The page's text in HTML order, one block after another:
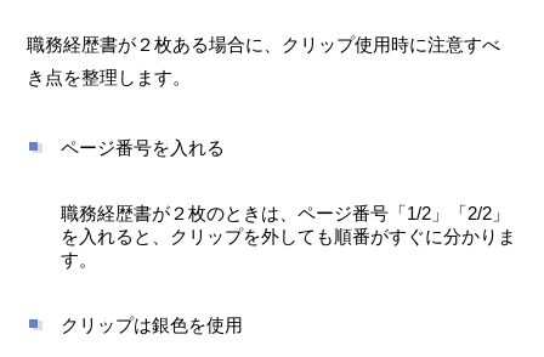
職務経歴書が２枚ある場合に、クリップ使用時に注意すべ
き点を整理します。
ページ番号を入れる
職務経歴書が２枚のときは、ページ番号「1/2」「2/2」
を入れると、クリップを外しても順番がすぐに分かりま
す。
クリップは銀色を使用